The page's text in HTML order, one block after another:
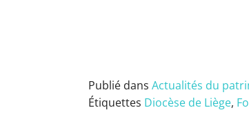
Publié dans Actualités du
Étiquettes Diocèse de Liège,